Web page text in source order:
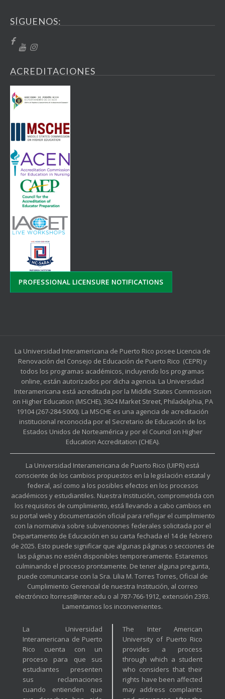
SÍGUENOS:
ACREDITACIONES
PROFESSIONAL LICENSURE NOTIFICATIONS
La Universidad Interamericana de Puerto Rico posee Licencia de
Renovación del Consejo de Educación de Puerto Rico (CEPR) y
todos los programas académicos, incluyendo los programas
online, están autorizados por dicha agencia. La Universidad
Interamericana está acreditada por la Middle States Commission
on Higher Education (MSCHE), 3624 Market Street, Philadelphia, PA
19104 (267-284-5000). La MSCHE es una agencia de acreditación
institucional reconocida por el Secretario de Educación de los
Estados Unidos de Norteamérica y por el Council on Higher
Education Accreditation (CHEA).
La Universidad Interamericana de Puerto Rico (UIPR) está
consciente de los cambios propuestos en la legislación estatal y
federal, así como a los posibles efectos en los procesos
académicos y estudiantiles. Nuestra Institución, comprometida con
los requisitos de cumplimiento, está llevando a cabo cambios en
su portal web y documentación oficial para reflejar el cumplimiento
con la normativa sobre subvenciones federales solicitada por el
Departamento de Educación en su carta fechada el 14 de febrero
de 2025. Esto puede significar que algunas páginas o secciones de
las páginas no estén disponibles temporeramente. Estaremos
culminando el proceso prontamente. De tener alguna pregunta,
puede comunicarse con la Sra. Lilia M. Torres Torres, Oficial de
Cumplimiento Gerencial de nuestra Institución, al correo
electrónico ltorrest@inter.edu o al 787-766-1912, extensión 2393.
Lamentamos los inconvenientes.
La Universidad
Interamericana de Puerto
Rico cuenta con un
proceso para que sus
estudiantes presenten
sus reclamaciones
cuando entienden que
The Inter American
University of Puerto Rico
provides a process
through which a student
who considers that their
rights have been affected
may address complaints